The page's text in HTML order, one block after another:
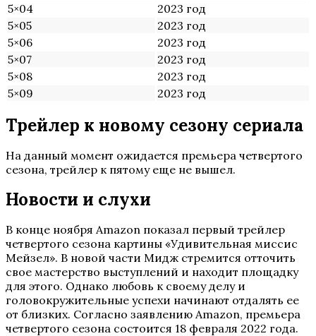
5×04
2023 год
5×05
2023 год
5×06
2023 год
5×07
2023 год
5×08
2023 год
5×09
2023 год
Трейлер к новому сезону сериала
На данный момент ожидается премьера четвертого
сезона, трейлер к пятому еще не вышел.
Новости и слухи
В конце ноября Amazon показал первый трейлер
четвертого сезона картины «Удивительная миссис
Мейзел». В новой части Мидж стремится отточить
свое мастерство выступлений и находит площадку
для этого. Однако любовь к своему делу и
головокружительные успехи начинают отдалять ее
от близких. Согласно заявлению Amazon, премьера
четвертого сезона состоится 18 февраля 2022 года.